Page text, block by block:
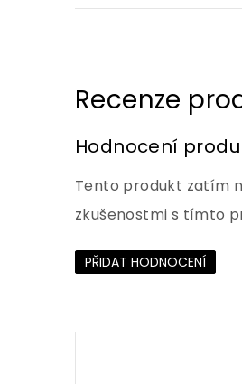
Hodnocení
Tento produkt zatím
zkušenostmi s tímto
PŘIDAT HODNOCENÍ